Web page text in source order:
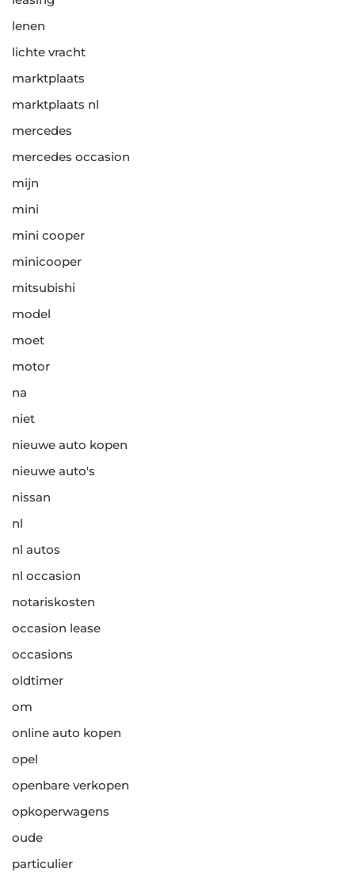
lenen
lichte vracht
marktplaats
marktplaats nl
mercedes
mercedes occasion
mijn
mini
mini cooper
minicooper
mitsubishi
model
moet
motor
na
niet
nieuwe auto kopen
nieuwe auto's
nissan
nl
nl autos
nl occasion
notariskosten
occasion lease
occasions
oldtimer
om
online auto kopen
opel
openbare verkopen
opkoperwagens
oude
particulier